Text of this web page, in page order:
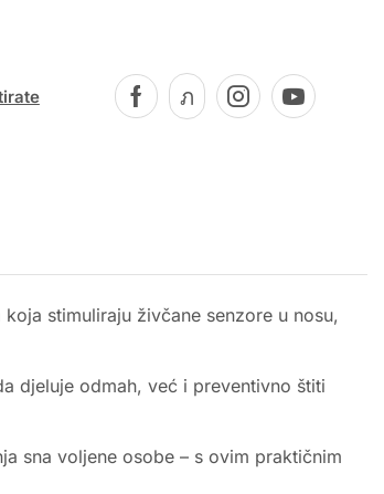
stimuliraju živčane senzore u nosu,
djeluje odmah, već i preventivno štiti
sna voljene osobe – s ovim praktičnim